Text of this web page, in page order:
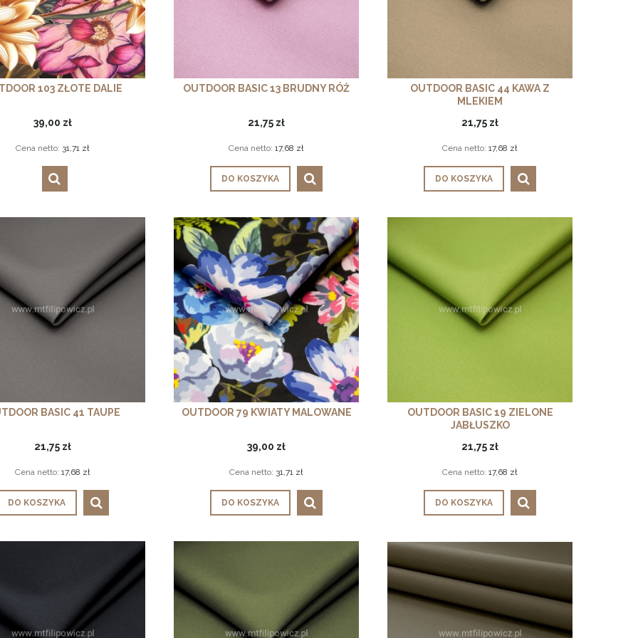
103 ZŁOTE DALIE
39,00 zł
Cena netto: 31,71 zł
OUTDOOR BASIC 13 BRUDNY RÓŻ
21,75 zł
Cena netto: 17,68 zł
DO KOSZYKA
OUTDOOR BASIC 44 KAWA Z
MLEKIEM
21,75 zł
Cena netto: 17,68 zł
DO KOSZYKA
BASIC 41 TAUPE
21,75 zł
Cena netto: 17,68 zł
DO KOSZYKA
OUTDOOR 79 KWIATY MALOWANE
39,00 zł
Cena netto: 31,71 zł
DO KOSZYKA
OUTDOOR BASIC 19 ZIELONE
JABŁUSZKO
21,75 zł
Cena netto: 17,68 zł
DO KOSZYKA